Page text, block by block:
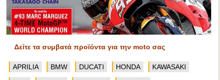
Δείτε τα συμβατά προϊόντα για την moto σας
APRILIA BMW DUCATI HONDA
KAWASAKI